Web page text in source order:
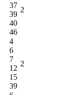
37
39
40
46
2
4
6
7
12
15
39
2